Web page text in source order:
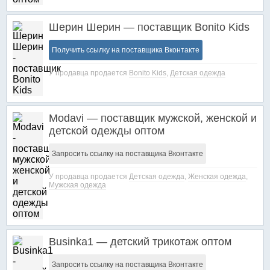
Шерин Шерин — поставщик Bonito Kids
Получить ссылку на поставщика Вконтакте
У продавца продается Bonito Kids, Детская одежда
Modavi — поставщик мужской, женской и
детской одежды оптом
Запросить ссылку на поставщика Вконтакте
У продавца продается Детская одежда, Женская одежда,
Мужская одежда
Businka1 — детский трикотаж оптом
Запросить ссылку на поставщика Вконтакте